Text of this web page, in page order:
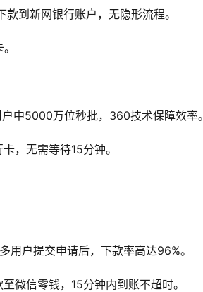
到新网银行账户，无隐形流程。
中5000万位秒批，360技术保障效率。
，无需等待15分钟。
户提交申请后，下款率高达96%。
微信零钱，15分钟内到账不超时。